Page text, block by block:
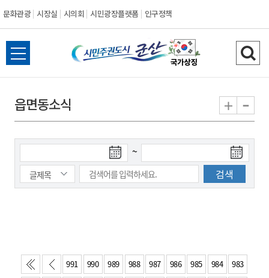
문화관광 시장실 시의회 시민광장플랫폼 인구정책
시
민
권
도
시
산
전
체
뉴
열
검
색
기
읍면동소식 + -
색
시
~
색
종
991 990 989 988 987 986 985 984
983